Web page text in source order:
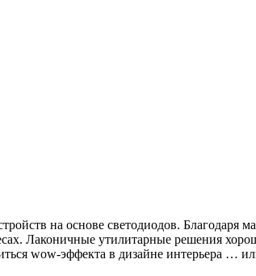
на основе светодиодов.
Лаконичные утилитарные решения
wow-эффекта в дизайне интерьера …